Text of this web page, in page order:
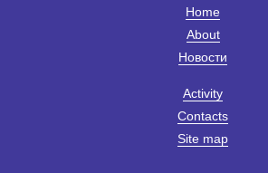
Home
About
Новости
Activity
Contacts
Site map